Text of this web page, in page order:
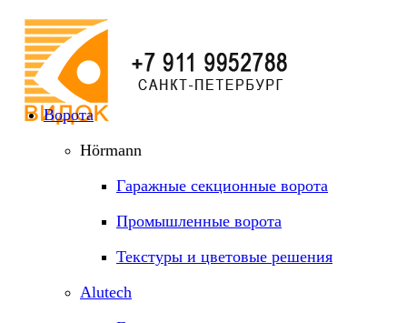
Ворота
Hörmann
Гаражные секционные ворота
Промышленные ворота
Текстуры и цветовые решения
Alutech